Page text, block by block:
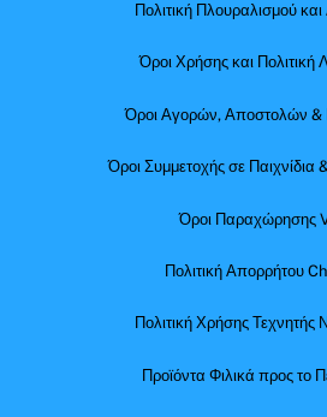
Πολιτική Πλουραλισμού
Όροι Χρήσης και Πολιτική
Όροι Αγορών, Αποστολών &
Όροι Συμμετοχής σε Παιχνίδια
Όροι Παραχώρησης
Πολιτική Απορρήτου
Πολιτική Χρήσης Τεχνητής
Προϊόντα Φιλικά προς το